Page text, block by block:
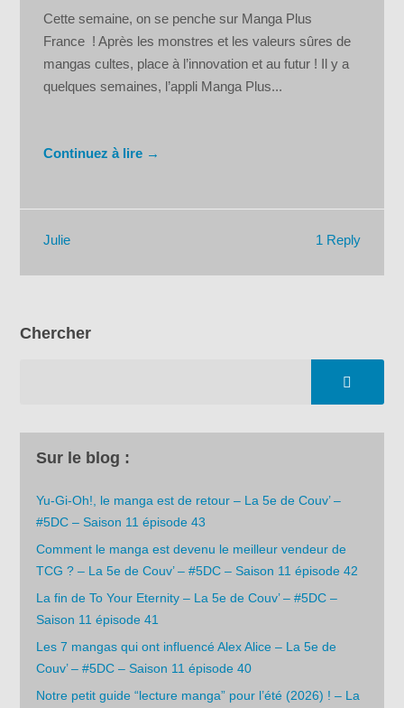
Cette semaine, on se penche sur Manga Plus
France ! Après les monstres et les valeurs sûres de
mangas cultes, place à l’innovation et au futur ! Il y a
quelques semaines, l’appli Manga Plus...
Continuez à lire →
1 Reply
Julie
Chercher
Sur le blog :
Yu-Gi-Oh!, le manga est de retour – La 5e de Couv’ –
#5DC – Saison 11 épisode 43
Comment le manga est devenu le meilleur vendeur de
TCG ? – La 5e de Couv’ – #5DC – Saison 11 épisode 42
La fin de To Your Eternity – La 5e de Couv’ – #5DC –
Saison 11 épisode 41
Les 7 mangas qui ont influencé Alex Alice – La 5e de
Couv’ – #5DC – Saison 11 épisode 40
Notre petit guide “lecture manga” pour l’été (2026) ! – La